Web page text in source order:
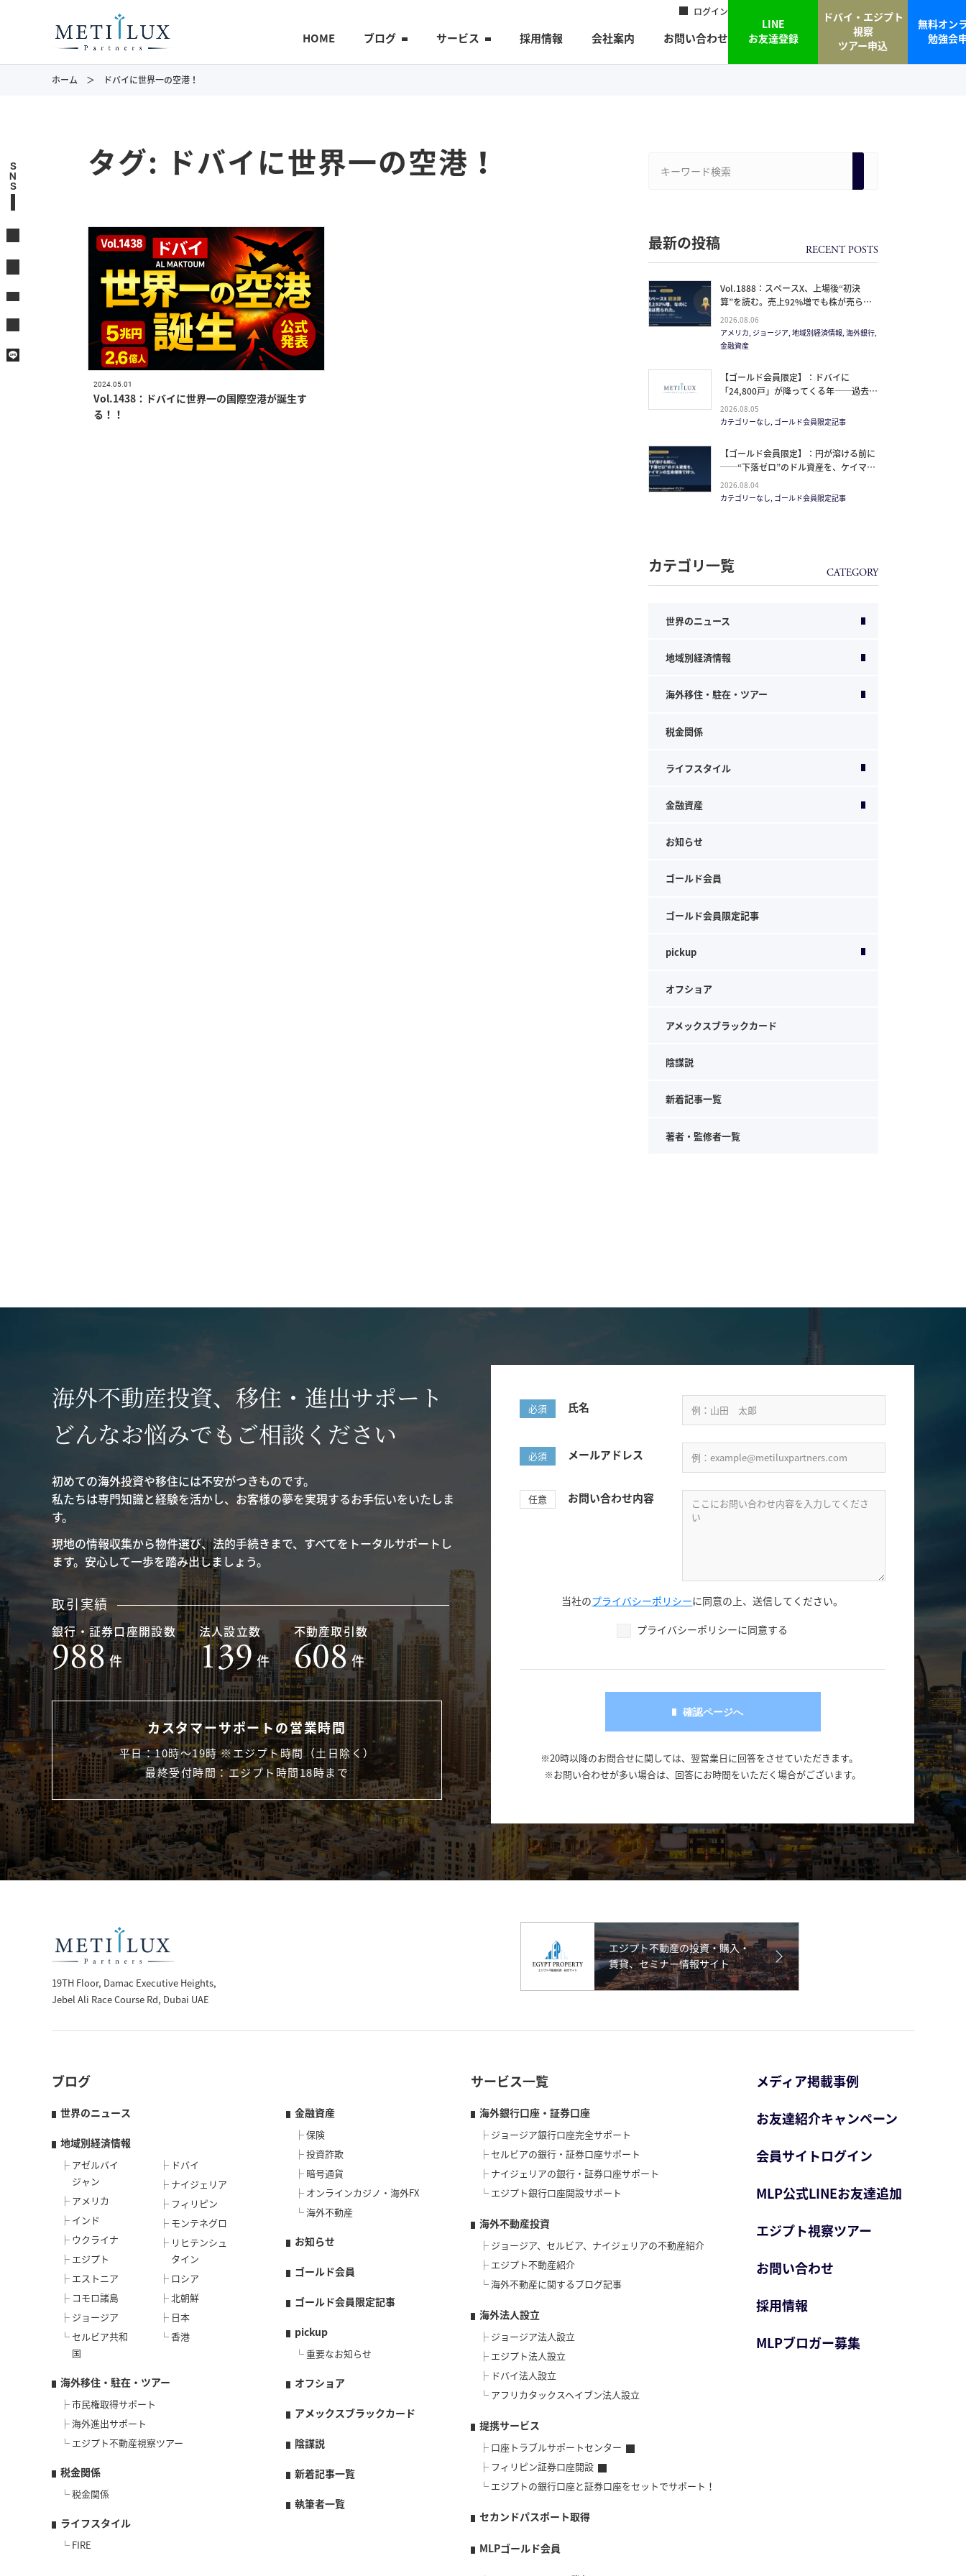
ログイン
HOME ブログ サービス 採用情報 会社案内 お問い合わせ
LINE
お友達登録
ドバイ・エジプト
視察
ツアー申込
無料オン
勉強会
ホーム ドバイに世界一の空港！
タグ: ドバイに世界一の空港！
2024.05.01
Vol.1438：ドバイに世界一の国際空港が誕生す
る！！
最新の投稿
Vol.1888：スペースX、上場後“初決
算”を読む。売上92%増でも株が売られ
た本当の理由と、1.5兆ドル企業の買い
方。
2026.08.06
アメリカ, ジョージア, 地域別経済情報, 海外銀行,
金融資産
【ゴールド会員限定】：ドバイに
「24,800戸」が降ってくる年──過去
20年で最大の引き渡しラッシュと、ミサ
イルが崩した“安全神話”。2027年の供給
2026.08.05
カテゴリーなし, ゴールド会員限定記事
【ゴールド会員限定】：円が溶ける前に
──“下落ゼロ”のドル資産を、ケイマン
の生命保険で持つ。
2026.08.04
カテゴリーなし, ゴールド会員限定記事
カテゴリ一覧
世界のニュース
地域別経済情報
海外移住・駐在・ツアー
税金関係
ライフスタイル
金融資産
お知らせ
ゴールド会員
ゴールド会員限定記事
pickup
オフショア
アメックスブラックカード
陰謀説
新着記事一覧
著者・監修者一覧
海外不動産投資、移住・進出サポート
どんなお悩みでもご相談ください
初めての海外投資や移住には不安がつきものです。
私たちは専門知識と経験を活かし、お客様の夢を実現するお手伝いをいたしま
す。
現地の情報収集から物件選び、法的手続きまで、すべてをトータルサポートし
ます。安心して一歩を踏み出しましょう。
取引実績
銀行・証券口座開設数
988件
法人設立数
139 件
不動産取引数
608件
カスタマーサポートの営業時間
平日：10時〜19時 ※エジプト時間（土日除く）
最終受付時間：エジプト時間18時まで
必須 氏名
必須 メールアドレス
任意 お問い合わせ内容
当社のプライバシーポリシーに同意の上、送信してください。
プライバシーポリシーに同意する
※20時以降のお問合せに関しては、翌営業日に回答をさせていただきます。
※お問い合わせが多い場合は、回答にお時間をいただく場合がございます。
19TH Floor, Damac Executive Heights,
Jebel Ali Race Course Rd, Dubai UAE
ブログ
世界のニュース
地域別経済情報
アゼルバイ
ジャン
アメリカ
インド
ウクライナ
エジプト
エストニア
コモロ諸島
ジョージア
セルビア共和
国
ドバイ
ナイジェリア
フィリピン
モンテネグロ
リヒテンシュ
タイン
ロシア
北朝鮮
日本
香港
海外移住・駐在・ツアー
市民権取得サポート
海外進出サポート
エジプト不動産視察ツアー
税金関係
税金関係
ライフスタイル
FIRE
金融資産
保険
投資詐欺
暗号通貨
オンラインカジノ・海外FX
海外不動産
お知らせ
ゴールド会員
ゴールド会員限定記事
pickup
重要なお知らせ
オフショア
アメックスブラックカード
陰謀説
新着記事一覧
執筆者一覧
サービス一覧
海外銀行口座・証券口座
ジョージア銀行口座完全サポート
セルビアの銀行・証券口座サポート
ナイジェリアの銀行・証券口座サポート
エジプト銀行口座開設サポート
海外不動産投資
ジョージア、セルビア、ナイジェリアの不動産紹介
エジプト不動産紹介
海外不動産に関するブログ記事
海外法人設立
ジョージア法人設立
エジプト法人設立
ドバイ法人設立
アフリカタックスヘイブン法人設立
提携サービス
口座トラブルサポートセンター
フィリピン証券口座開設
エジプトの銀行口座と証券口座をセットでサポート！
セカンドパスポート取得
MLPゴールド会員
メディア掲載事例
お友達紹介キャンペーン
会員サイトログイン
MLP公式LINEお友達追加
エジプト視察ツアー
お問い合わせ
採用情報
MLPブロガー募集
S
N
S